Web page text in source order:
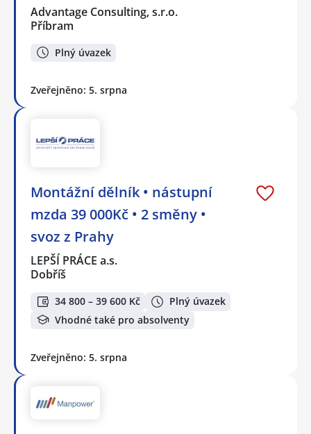
Advantage Consulting, s.r.o.
Příbram
Plný úvazek
Zveřejněno: 5. srpna
Montážní dělník • nástupní
mzda 39 000Kč • 2 směny •
svoz z Prahy
LEPŠÍ PRÁCE a.s.
Dobříš
34 800 – 39 600 Kč
Plný úvazek
Vhodné také pro absolventy
Zveřejněno: 5. srpna